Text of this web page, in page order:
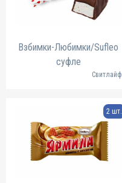
Взбимки-Любимки/Sufleo
суфле
Свитлайф
2 шт.